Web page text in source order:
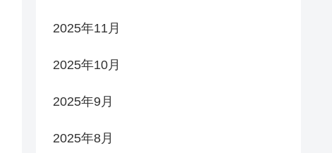
2025年11月
2025年10月
2025年9月
2025年8月